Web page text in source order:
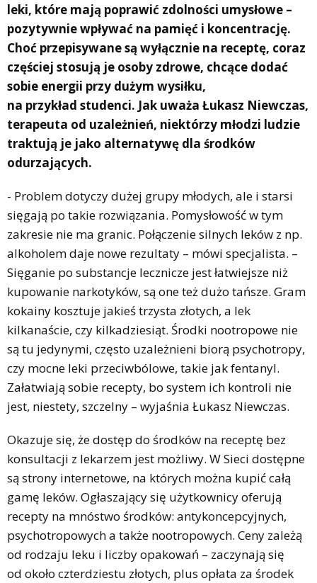
leki, które mają poprawić zdolności umysłowe –
pozytywnie wpływać na pamięć i koncentrację.
Choć przepisywane są wyłącznie na receptę, coraz
częściej stosują je osoby zdrowe, chcące dodać
sobie energii przy dużym wysiłku,
na przykład studenci. Jak uważa Łukasz Niewczas,
terapeuta od uzależnień, niektórzy młodzi ludzie
traktują je jako alternatywę dla środków
odurzających.
- Problem dotyczy dużej grupy młodych, ale i starsi
sięgają po takie rozwiązania. Pomysłowość w tym
zakresie nie ma granic. Połączenie silnych leków z np.
alkoholem daje nowe rezultaty – mówi specjalista. –
Sięganie po substancje lecznicze jest łatwiejsze niż
kupowanie narkotyków, są one też dużo tańsze. Gram
kokainy kosztuje jakieś trzysta złotych, a lek
kilkanaście, czy kilkadziesiąt. Środki nootropowe nie
są tu jedynymi, często uzależnieni biorą psychotropy,
czy mocne leki przeciwbólowe, takie jak fentanyl.
Załatwiają sobie recepty, bo system ich kontroli nie
jest, niestety, szczelny – wyjaśnia Łukasz Niewczas.
Okazuje się, że dostęp do środków na receptę bez
konsultacji z lekarzem jest możliwy. W Sieci dostępne
są strony internetowe, na których można kupić całą
gamę leków. Ogłaszający się użytkownicy oferują
recepty na mnóstwo środków: antykoncepcyjnych,
psychotropowych a także nootropowych. Ceny zależą
od rodzaju leku i liczby opakowań – zaczynają się
od około czterdziestu złotych, plus opłata za środek